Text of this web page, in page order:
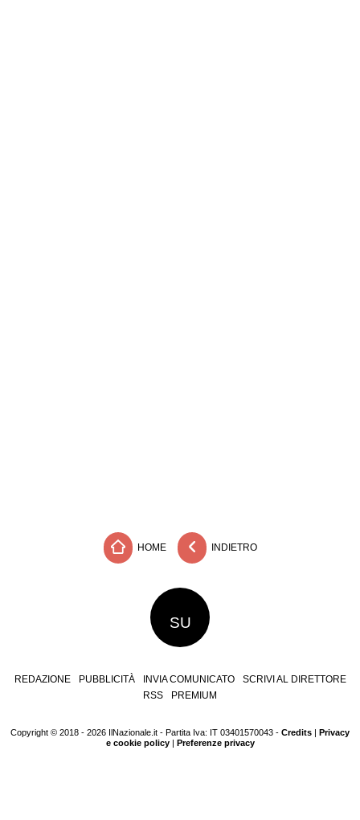
HOME INDIETRO
SU
REDAZIONE PUBBLICITÀ INVIA COMUNICATO
SCRIVI AL DIRETTORE
RSS
PREMIUM
Copyright © 2018 - 2026 IlNazionale.it - Partita Iva: IT 03401570043 - Credits
Privacy
e cookie policy| Preferenze privacy